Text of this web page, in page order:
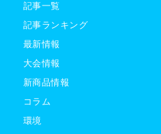
記事一覧
記事ランキング
最新情報
大会情報
新商品情報
コラム
環境